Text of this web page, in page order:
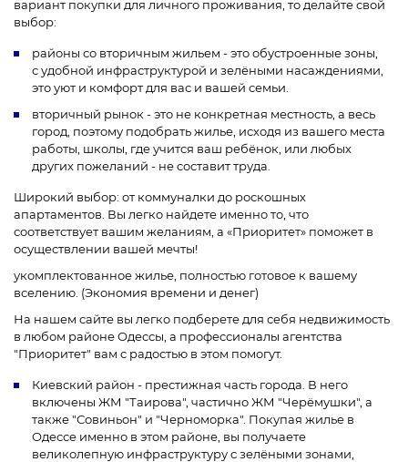
вариант покупки для личного проживания, то делайте свой
выбор:
районы со вторичным жильем - это обустроенные зоны,
с удобной инфраструктурой и зелёными насаждениями,
это уют и комфорт для вас и вашей семьи.
вторичный рынок - это не конкретная местность, а весь
город, поэтому подобрать жилье, исходя из вашего места
работы, школы, где учится ваш ребёнок, или любых
других пожеланий - не составит труда.
Широкий выбор: от коммуналки до роскошных
апартаментов. Вы легко найдете именно то, что
соответствует вашим желаниям, а «Приоритет» поможет в
осуществлении вашей мечты!
укомплектованное жилье, полностью готовое к вашему
вселению. (Экономия времени и денег)
На нашем сайте вы легко подберете для себя недвижимость
в любом районе Одессы, а профессионалы агентства
"Приоритет" вам с радостью в этом помогут.
Киевский район - престижная часть города. В него
включены ЖМ "Таирова", частично ЖМ "Черёмушки", а
также "Совиньон" и "Черноморка". Покупая жилье в
Одессе именно в этом районе, вы получаете
великолепную инфраструктуру с зелёными зонами,